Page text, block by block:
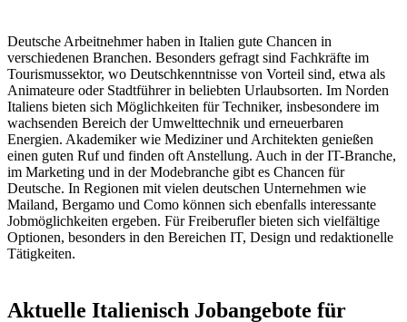
Deutsche Arbeitnehmer haben in Italien gute Chancen in
verschiedenen Branchen. Besonders gefragt sind Fachkräfte im
Tourismussektor, wo Deutschkenntnisse von Vorteil sind, etwa als
Animateure oder Stadtführer in beliebten Urlaubsorten. Im Norden
Italiens bieten sich Möglichkeiten für Techniker, insbesondere im
wachsenden Bereich der Umwelttechnik und erneuerbaren
Energien. Akademiker wie Mediziner und Architekten genießen
einen guten Ruf und finden oft Anstellung. Auch in der IT-Branche,
im Marketing und in der Modebranche gibt es Chancen für
Deutsche. In Regionen mit vielen deutschen Unternehmen wie
Mailand, Bergamo und Como können sich ebenfalls interessante
Jobmöglichkeiten ergeben. Für Freiberufler bieten sich vielfältige
Optionen, besonders in den Bereichen IT, Design und redaktionelle
Tätigkeiten.
Aktuelle Italienisch Jobangebote für